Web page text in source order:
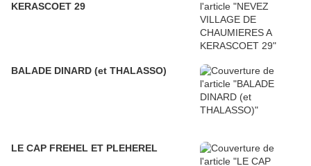
KERASCOET 29
BALADE DINARD (et THALASSO)
LE CAP FREHEL ET PLEHEREL